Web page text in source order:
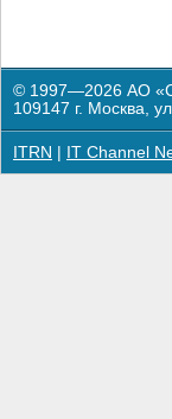
© 1997—2026 АО
109147 г. Москва,
ITRN IT Channel